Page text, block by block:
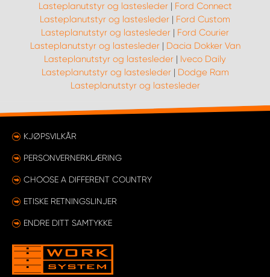
Lasteplanutstyr og lastesleder| Ford Connect
Lasteplanutstyr og lastesleder | Ford Custom
Lasteplanutstyr og lastesleder | Ford Courier
Lasteplanutstyr og lastesleder| Dacia Dokker Van
Lasteplanutstyr og lastesleder | Iveco Daily
Lasteplanutstyr og lastesleder| Dodge Ram
Lasteplanutstyr og lastesleder
KJØPSVILKÅR
PERSONVERNERKLÆRING
CHOOSE A DIFFERENT COUNTRY
ETISKE RETNINGSLINJER
ENDRE DITT SAMTYKKE